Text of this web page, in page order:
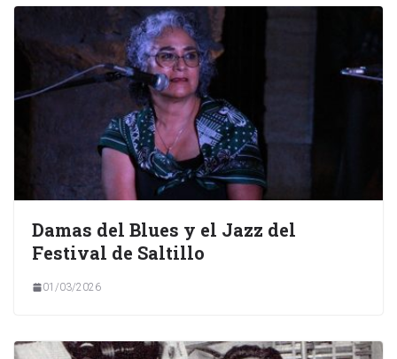
Damas del Blues y el Jazz del
Festival de Saltillo
01/03/2026